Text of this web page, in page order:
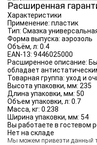
Расширенная
Характеристики
Применение: пластик
Тип: Смазка
Форма выпуска: аэрозоль
Объём, л: 0.4
EAN-13: 9446025000
Расширенное описание:
обладает
Товарная группа: уход и
Высота упаковки, мм: 235
Длина упаковки, мм: 50
Объем упаковки, л: 0.7
Масса, кг: 0.238
Ширина упаковки, мм: 54
Вы работаете в гостевом
Нет на складе
Мы можем привезти данный